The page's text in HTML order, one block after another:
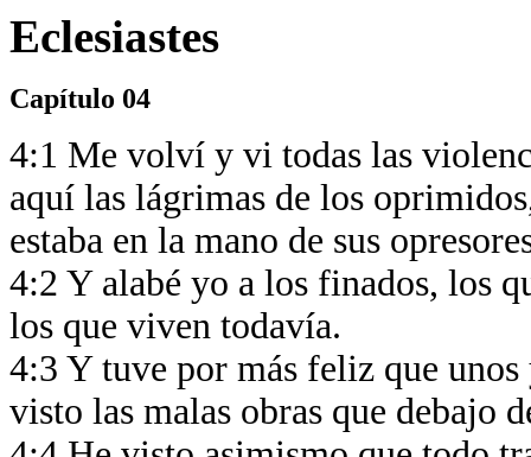
Eclesiastes
Capítulo 04
4:1 Me volví y vi todas las
aquí las lágrimas de los
estaba en la mano de sus
4:2 Y alabé yo a los finados, los
los que viven todavía.
4:3 Y tuve por más feliz que
visto las malas obras que debajo